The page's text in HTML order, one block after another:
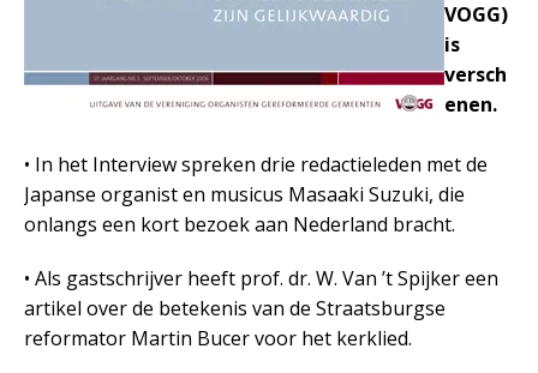
VOGG)
is
versch
enen.
• In het Interview spreken drie redactieleden met de
Japanse organist en musicus Masaaki Suzuki, die
onlangs een kort bezoek aan Nederland bracht.
• Als gastschrijver heeft prof. dr. W. Van ’t Spijker een
artikel over de betekenis van de Straatsburgse
reformator Martin Bucer voor het kerklied.